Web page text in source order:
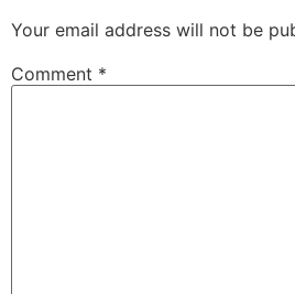
Your email address will not be
Comment *